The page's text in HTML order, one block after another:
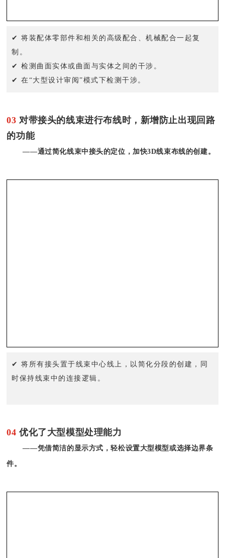
✔ 将装配体零部件和相关的高级配合、机械配合一起复
制。
✔ 检测曲面实体或曲面与实体之间的干涉。
✔ 在“大型设计审阅”模式下检测干涉。
03 对带接头的线束进行布线时，新增防止出现回路
的功能
——通过简化线束中接头的定位，加快3D线束布线的创建。
✔ 将所有接头置于线束中心线上，以简化分段的创建，同
时保持线束中的连接逻辑。
04 优化了大型模型处理能力
——凭借简洁的显示方式，轻松设置大型模型或选择边界条
件。